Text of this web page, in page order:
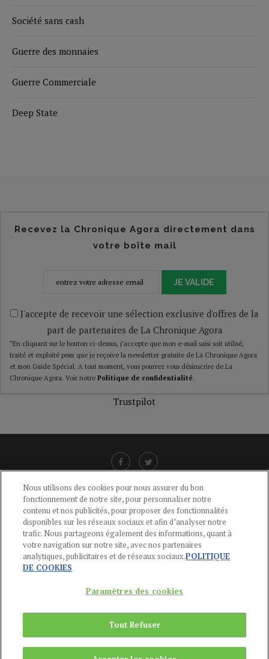
Société sans cash
Guerre des monnaies
Guerre Commerciale
Deep State
Recevez la Chronique Agora directement dans
votre boîte mail
JE VALIDE
J'accepte de recevoir une sélection exclusive d'offres de la
part de partenaires de La Chronique Agora
*En cliquant sur le bouton ci-dessus, j’accepte que mon e-mail saisi soit utilisé,
traité et exploité pour que je reçoive la newsletter gratuite de La Chronique Agora
et mon Guide Spécial. A tout moment, vous pourrez vous désinscrire de La
Chronique Agora. Voir notre Politique de confidentialité.
Trustpilot
LIENS UTILES
CGU-POLITIQUE DE CONFIDENTIALITÉ -POLITIQUE DES COOKIES
MENTIONS LÉGALES -AIDE
CONTACT
Du Lundi au Vendredi, 9h-13h et 14h-17h
Copyright © 2024Publications Agora
Nous utilisons des cookies pour nous assurer du bon
fonctionnement de notre site, pour personnaliser notre
contenu et nos publicités, pour proposer des fonctionnalités
disponibles sur les réseaux sociaux et afin d’analyser notre
trafic. Nous partageons également des informations, quant à
votre navigation sur notre site, avec nos partenaires
analytiques, publicitaires et de réseaux sociaux.POLITIQUE
DE COOKIES
Paramètres des cookies
Tout Refuser